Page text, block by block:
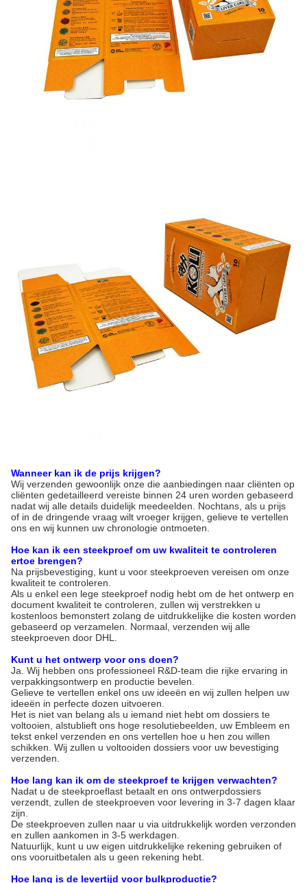
Wanneer kan ik de prijs krijgen?
Wij verzenden gewoonlijk onze die aanbiedingen naar cliënten op
cliënten gedetailleerd vereiste binnen 24 uren worden gebaseerd
nadat wij alle details duidelijk meedeelden. Nochtans, als u prijs
of in de dringende vraag wilt vroeger krijgen, gelieve te vertellen
ons en wij kunnen uw chronologie ontmoeten.
Hoe kan ik een steekproef om uw kwaliteit te controleren
ertoe brengen?
Na prijsbevestiging, kunt u voor steekproeven vereisen om onze
kwaliteit te controleren.
Als u enkel een lege steekproef nodig hebt om de het ontwerp en
document kwaliteit te controleren, zullen wij verstrekken u
kostenloos bemonstert zolang de uitdrukkelijke die kosten worden
gebaseerd op verzamelen. Normaal, verzenden wij alle
steekproeven door DHL.
Kunt u het ontwerp voor ons doen?
Ja. Wij hebben ons professioneel R&D-team die rijke ervaring in
verpakkingsontwerp en productie bevelen.
Gelieve te vertellen enkel ons uw ideeën en wij zullen helpen uw
ideeën in perfecte dozen uitvoeren.
Het is niet van belang als u iemand niet hebt om dossiers te
voltooien, alstublieft ons hoge resolutiebeelden, uw Embleem en
tekst enkel verzenden en ons vertellen hoe u hen zou willen
schikken. Wij zullen u voltooiden dossiers voor uw bevestiging
verzenden.
Hoe lang kan ik om de steekproef te krijgen verwachten?
Nadat u de steekproeflast betaalt en ons ontwerpdossiers
verzendt, zullen de steekproeven voor levering in 3-7 dagen klaar
zijn.
De steekproeven zullen naar u via uitdrukkelijk worden verzonden
en zullen aankomen in 3-5 werkdagen.
Natuurlijk, kunt u uw eigen uitdrukkelijke rekening gebruiken of
ons vooruitbetalen als u geen rekening hebt.
Hoe lang is de levertijd voor bulkproductie?